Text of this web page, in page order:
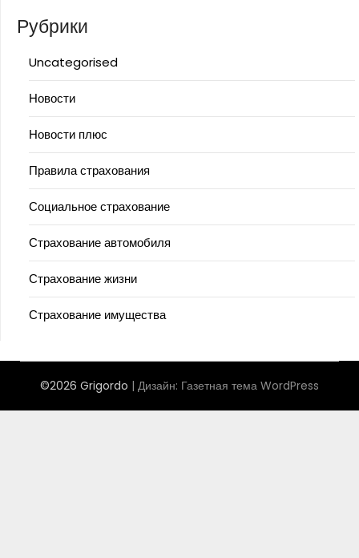
Рубрики
Uncategorised
Новости
Новости плюс
Правила страхования
Социальное страхование
Страхование автомобиля
Страхование жизни
Страхование имущества
©2026 Grigordo | Дизайн: Газетная тема WordPress